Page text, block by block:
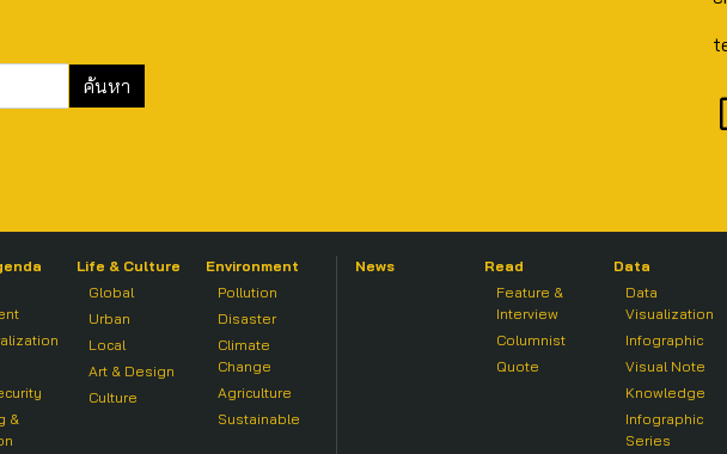
&
Life & Culture
Global
Urban
Local
Art & Design
Culture
Environment
Pollution
Disaster
Climate
Change
Agriculture
Sustainable
News
Read
Feature &
Interview
Columnist
Quote
Data
Data
Visualization
Infographic
Visual Note
Knowledge
Infographic
Series